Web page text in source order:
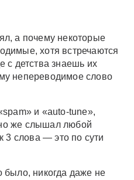
а почему некоторые
хотя встречаются
с детства знаешь их
непереводимое слово
и «auto-tune»,
же слышал любой
3 слова — это по сути
было, никогда даже не